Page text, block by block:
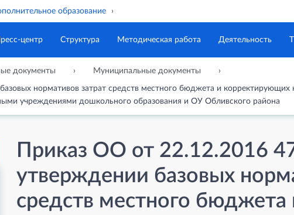
образование
центр Структура Методическая работа Деятельность
документы Муниципальные документы
нормативов затрат средств местного бюджета и корректирующих
учреждениями дошкольного образования и ОУ Обливского района
Приказ ОО от 22.12.2016
утверждении базовых
средств местного бюджета